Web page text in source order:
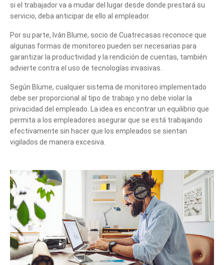
si el trabajador va a mudar del lugar desde donde prestará su
servicio, deba anticipar de ello al empleador.
Por su parte, Iván Blume, socio de Cuatrecasas reconoce que
algunas formas de monitoreo pueden ser necesarias para
garantizar la productividad y la rendición de cuentas, también
advierte contra el uso de tecnologías invasivas.
Según Blume, cualquier sistema de monitoreo implementado
debe ser proporcional al tipo de trabajo y no debe violar la
privacidad del empleado. La idea es encontrar un equilibrio que
permita a los empleadores asegurar que se está trabajando
efectivamente sin hacer que los empleados se sientan
vigilados de manera excesiva.